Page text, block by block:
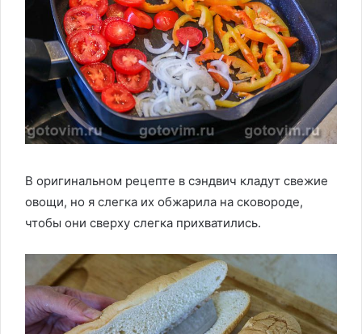
В оригинальном рецепте в сэндвич кладут свежие
овощи, но я слегка их обжарила на сковороде,
чтобы они сверху слегка прихватились.